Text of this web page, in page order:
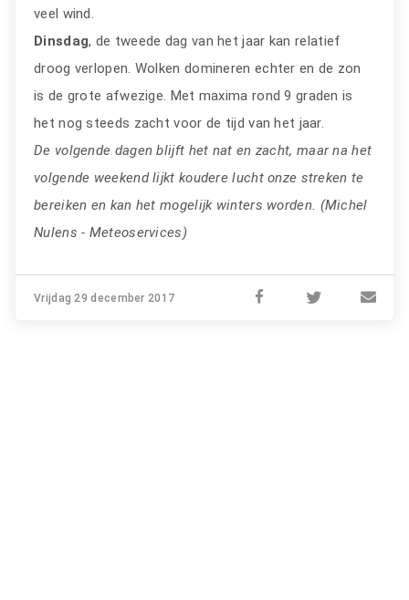
veel wind.
Dinsdag, de tweede dag van het jaar kan relatief
droog verlopen. Wolken domineren echter en de zon
is de grote afwezige. Met maxima rond 9 graden is
het nog steeds zacht voor de tijd van het jaar.
De volgende dagen blijft het nat en zacht, maar na het
volgende weekend lijkt koudere lucht onze streken te
bereiken en kan het mogelijk winters worden. (Michel
Nulens - Meteoservices)
Vrijdag 29 december 2017